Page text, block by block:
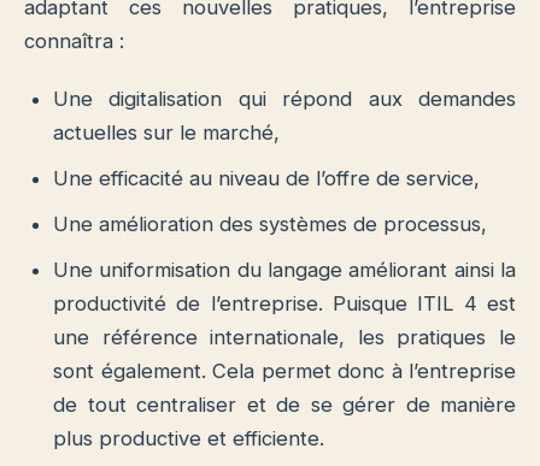
adaptant ces nouvelles pratiques, l’entreprise
connaîtra :
Une digitalisation qui répond aux demandes
actuelles sur le marché,
Une efficacité au niveau de l’offre de service,
Une amélioration des systèmes de processus,
Une uniformisation du langage améliorant ainsi la
productivité de l’entreprise. Puisque ITIL 4 est
une référence internationale, les pratiques le
sont également. Cela permet donc à l’entreprise
de tout centraliser et de se gérer de manière
plus productive et efficiente.